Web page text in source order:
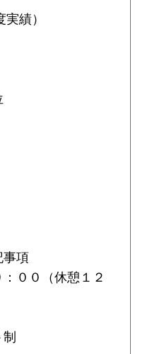
績）
事項
：００（休憩１２